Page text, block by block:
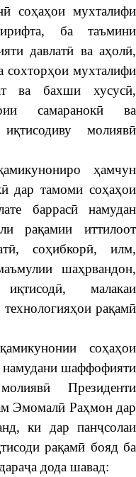
соҳаҳои мухталифи
ба таъмини
давлатӣ ва аҳолӣ,
сохторҳои мухталифи
ва бахши хусусӣ,
самаранокӣ ва
молиявӣ
ҳамчун
дар тамоми соҳаҳои
баррасӣ намудан
рақамии иттилоот
соҳибкорӣ, илм,
шаҳрвандон,
малакаи
рақамӣ
соҳаҳои
намудани шаффофияти
Президенти
Эмомалӣ Раҳмон дар
ки дар панҷсолаи
рақамӣ бояд ба
дода шавад: